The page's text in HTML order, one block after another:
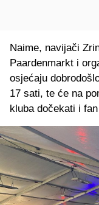
Naime, navijači
Paardenmarkt i
osjećaju
17 sati, te će na
kluba dočekati i